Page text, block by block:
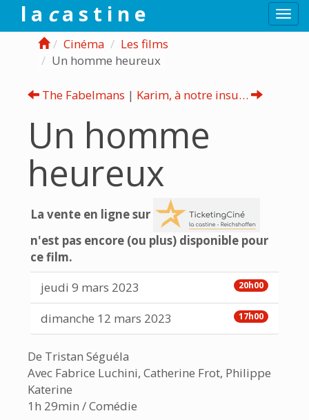
l a ca s t i n e
Cinéma
Les films
Un homme heureux
The Fabelmans | Karim, à notre insu…
Un homme
heureux
La vente en ligne sur
n'est pas encore (ou plus) disponible pour
ce film.
20h00
jeudi 9 mars 2023
17h00
dimanche 12 mars 2023
De Tristan Séguéla
Avec Fabrice Luchini, Catherine Frot, Philippe
Katerine
1h 29min / Comédie